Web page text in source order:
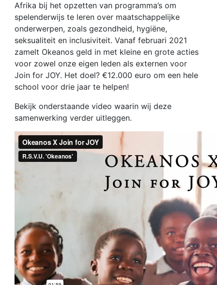
Afrika bij het opzetten van programma’s om
spelenderwijs te leren over maatschappelijke
onderwerpen, zoals gezondheid, hygiëne,
seksualiteit en inclusiviteit. Vanaf februari 2021
zamelt Okeanos geld in met kleine en grote acties
voor zowel onze eigen leden als externen voor
Join for JOY. Het doel? €12.000 euro om een hele
school voor drie jaar te helpen!
Bekijk onderstaande video waarin wij deze
samenwerking verder uitleggen.